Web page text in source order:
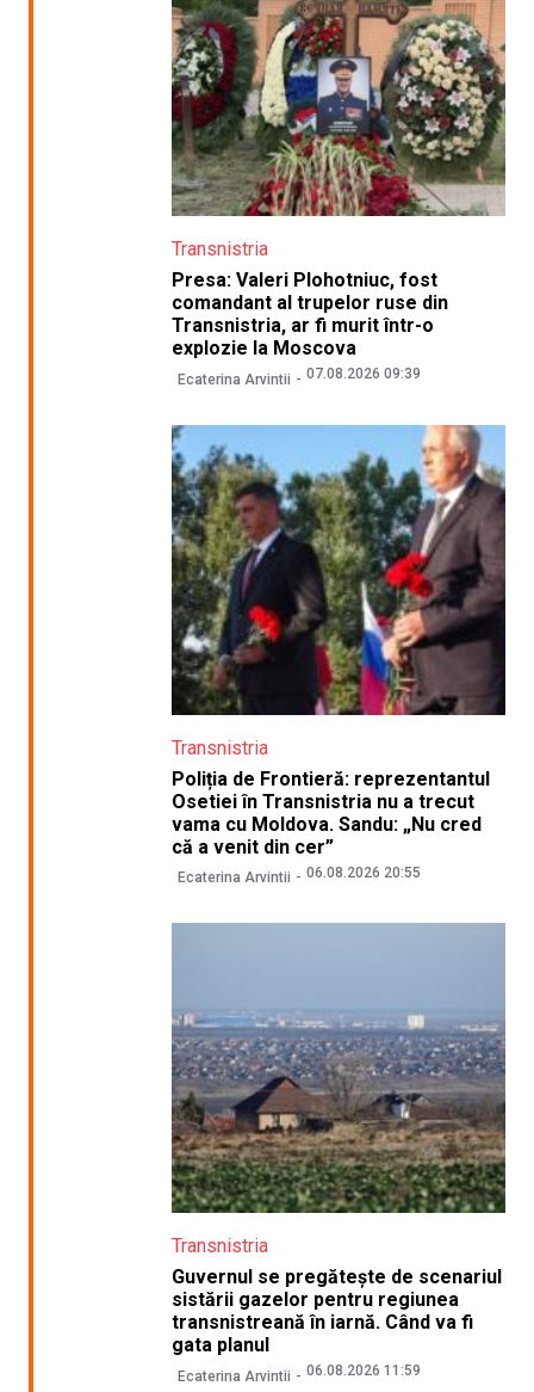
Transnistria
Presa: Valeri Plohotniuc, fost
comandant al trupelor ruse din
Transnistria, ar fi murit într-o
explozie la Moscova
Ecaterina Arvintii 07.08.2026 09:39
Transnistria
Poliția de Frontieră: reprezentantul
Osetiei în Transnistria nu a trecut
vama cu Moldova. Sandu: „Nu cred
că a venit din cer”
Ecaterina Arvintii 06.08.2026 20:55
Transnistria
Guvernul se pregătește de scenariul
sistării gazelor pentru regiunea
transnistreană în iarnă. Când va fi
gata planul
Ecaterina Arvintii 06.08.2026 11:59